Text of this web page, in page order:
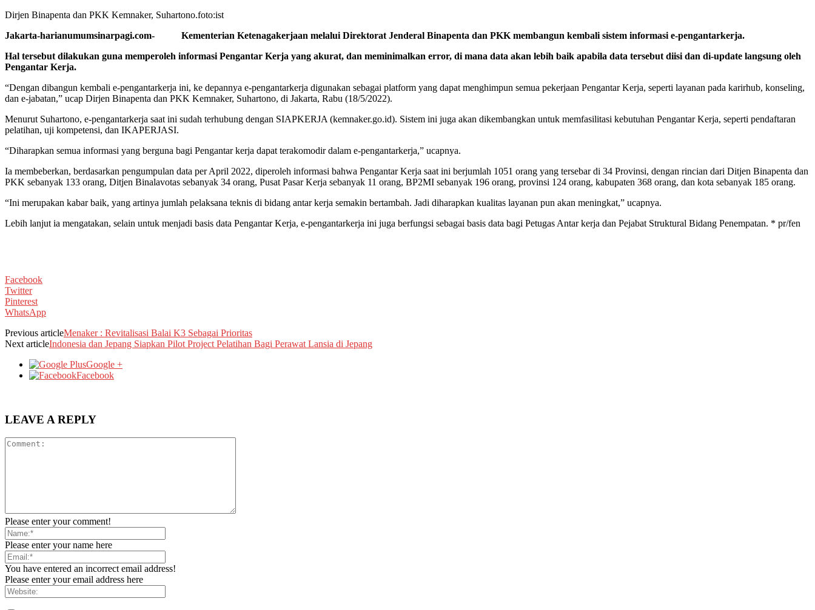
Dirjen Binapenta dan PKK Kemnaker, Suhartono.foto:ist
Jakarta-harianumumsinarpagi.com- Kementerian Ketenagakerjaan melalui Direktorat Jenderal Binapenta dan PKK membangun kembali sistem informasi e-pengantarkerja.
Hal tersebut dilakukan guna memperoleh informasi Pengantar Kerja yang akurat, dan meminimalkan error, di mana data akan lebih baik apabila data tersebut diisi dan di-update langsung oleh
Pengantar Kerja.
“Dengan dibangun kembali e-pengantarkerja ini, ke depannya e-pengantarkerja digunakan sebagai platform yang dapat menghimpun semua pekerjaan Pengantar Kerja, seperti layanan pada karirhub, konseling,
dan e-jabatan,” ucap Dirjen Binapenta dan PKK Kemnaker, Suhartono, di Jakarta, Rabu (18/5/2022).
Menurut Suhartono, e-pengantarkerja saat ini sudah terhubung dengan SIAPKERJA (kemnaker.go.id). Sistem ini juga akan dikembangkan untuk memfasilitasi kebutuhan Pengantar Kerja, seperti pendaftaran
pelatihan, uji kompetensi, dan IKAPERJASI.
“Diharapkan semua informasi yang berguna bagi Pengantar kerja dapat terakomodir dalam e-pengantarkerja,” ucapnya.
Ia membeberkan, berdasarkan pengumpulan data per April 2022, diperoleh informasi bahwa Pengantar Kerja saat ini berjumlah 1051 orang yang tersebar di 34 Provinsi, dengan rincian dari Ditjen Binapenta dan
PKK sebanyak 133 orang, Ditjen Binalavotas sebanyak 34 orang, Pusat Pasar Kerja sebanyak 11 orang, BP2MI sebanyak 196 orang, provinsi 124 orang, kabupaten 368 orang, dan kota sebanyak 185 orang.
“Ini merupakan kabar baik, yang artinya jumlah pelaksana teknis di bidang antar kerja semakin bertambah. Jadi diharapkan kualitas layanan pun akan meningkat,” ucapnya.
Lebih lanjut ia mengatakan, selain untuk menjadi basis data Pengantar Kerja, e-pengantarkerja ini juga berfungsi sebagai basis data bagi Petugas Antar kerja dan Pejabat Struktural Bidang Penempatan. * pr/fen
Facebook
Twitter
Pinterest
WhatsApp
Previous articleMenaker : Revitalisasi Balai K3 Sebagai Prioritas
Next articleIndonesia dan Jepang Siapkan Pilot Project Pelatihan Bagi Perawat Lansia di Jepang
Google +
Facebook
LEAVE A REPLY
Please enter your comment!
Please enter your name here
You have entered an incorrect email address!
Please enter your email address here